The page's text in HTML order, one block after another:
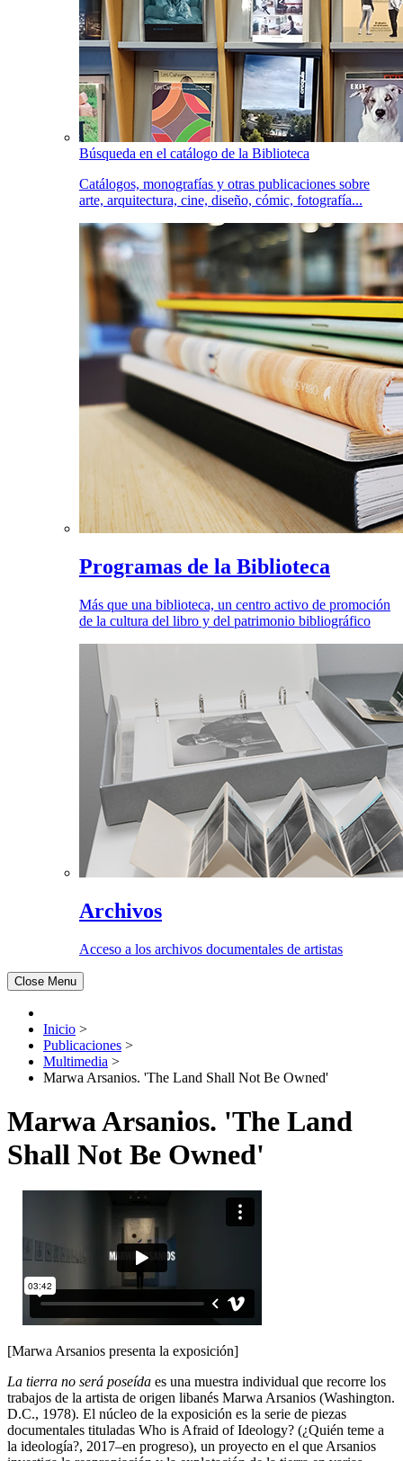
Búsqueda en el catálogo de la Biblioteca
Catálogos, monografías y otras publicaciones sobre
arte, arquitectura, cine, diseño, cómic, fotografía...
Programas de la Biblioteca
Más que una biblioteca, un centro activo de promoción
de la cultura del libro y del patrimonio bibliográfico
Archivos
Acceso a los archivos documentales de artistas
Close Menu
Inicio >
Publicaciones >
Multimedia >
Marwa Arsanios. 'The Land Shall Not Be Owned'
Marwa Arsanios. 'The Land
Shall Not Be Owned'
[Marwa Arsanios presenta la exposición]
La tierra no será poseída es una muestra individual que recorre los
trabajos de la artista de origen libanés Marwa Arsanios (Washington.
D.C., 1978). El núcleo de la exposición es la serie de piezas
documentales tituladas Who is Afraid of Ideology? (¿Quién teme a
la ideología?, 2017–en progreso), un proyecto en el que Arsanios